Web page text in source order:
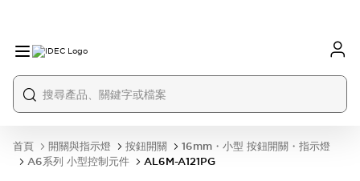
首頁 開關與指示燈 按鈕開關
16mm・小型 按鈕開關・指示燈
A6系列 小型控制元件
AL6M-A121PG